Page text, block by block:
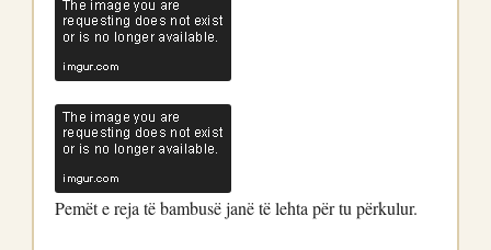
Pemët e reja të bambusë janë të lehta për tu përkulur.